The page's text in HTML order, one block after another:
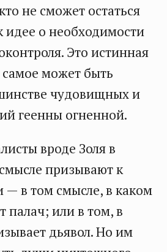
не сможет остаться
о необходимости
Это истинная
может быть
чудовищных и
геенны огненной.
вроде Золя в
призывают к
— в том смысле, в каком
палач; или в том, в
дьявол. Но им